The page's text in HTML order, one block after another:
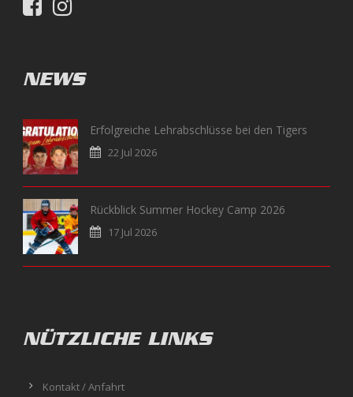
NEWS
Erfolgreiche Lehrabschlüsse bei den Tigers
22 Jul 2026
Rückblick Summer Hockey Camp 2026
17 Jul 2026
NÜTZLICHE LINKS
Kontakt / Anfahrt